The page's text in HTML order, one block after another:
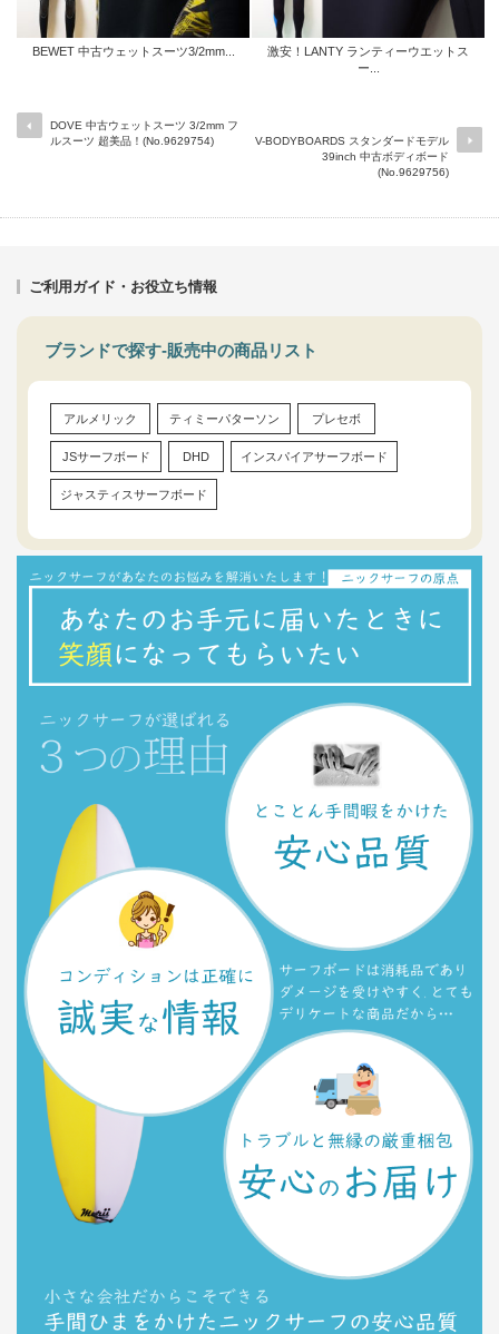
BEWET 中古ウェットスーツ3/2mm...
激安！LANTY ランティーウエットス
ー...
DOVE 中古ウェットスーツ 3/2mm フ
ルスーツ 超美品！(No.9629754)
V-BODYBOARDS スタンダードモデル
39inch 中古ボディボード
(No.9629756)
ご利用ガイド・お役立ち情報
ブランドで探す-販売中の商品リスト
アルメリック ティミーパターソン プレセボ
JSサーフボード DHD インスパイアサーフボード
ジャスティスサーフボード